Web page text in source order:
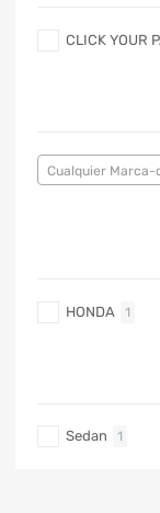
CLICK YOUR
Cualquier Marca-
HONDA 1
Sedan 1